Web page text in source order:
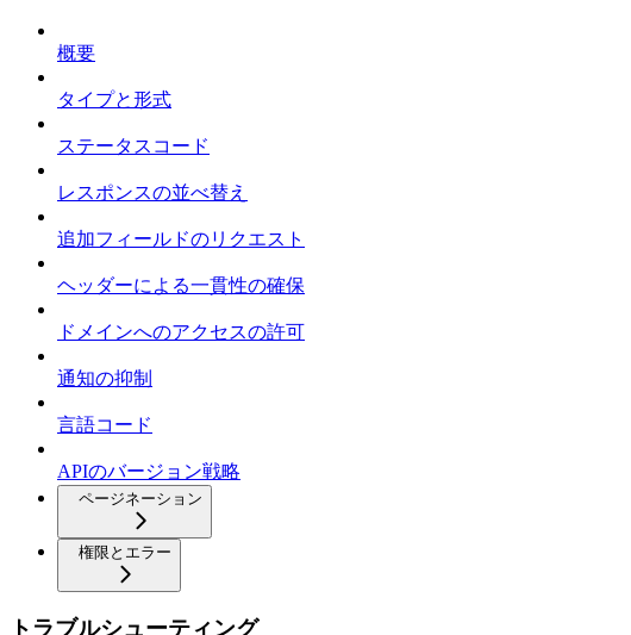
概要
タイプと形式
ステータスコード
レスポンスの並べ替え
追加フィールドのリクエスト
ヘッダーによる一貫性の確保
ドメインへのアクセスの許可
通知の抑制
言語コード
APIのバージョン戦略
ページネーション
権限とエラー
トラブルシューティング